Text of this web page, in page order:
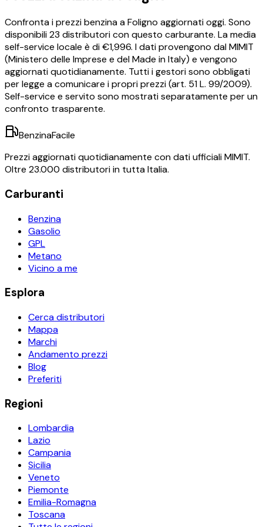
Confronta i prezzibenzinaaFoligno aggiornati oggi. Sono
disponibili23 distributori con questo carburante. La media
self-service locale è di €1,996. I dati provengono dal MIMIT
(Ministero delle Imprese e del Made in Italy) e vengono
aggiornati quotidianamente. Tutti i gestori sono obbligati
per legge a comunicare i propri prezzi (art. 51 L. 99/2009).
Self-service e servito sono mostrati separatamente per un
confronto trasparente.
BenzinaFacile
Prezzi aggiornati quotidianamente con dati ufficiali MIMIT.
Oltre 23.000 distributori in tutta Italia.
Carburanti
Benzina
Gasolio
GPL
Metano
Vicino a me
Esplora
Cerca distributori
Mappa
Marchi
Andamento prezzi
Blog
Preferiti
Regioni
Lombardia
Lazio
Campania
Sicilia
Veneto
Piemonte
Emilia-Romagna
Toscana